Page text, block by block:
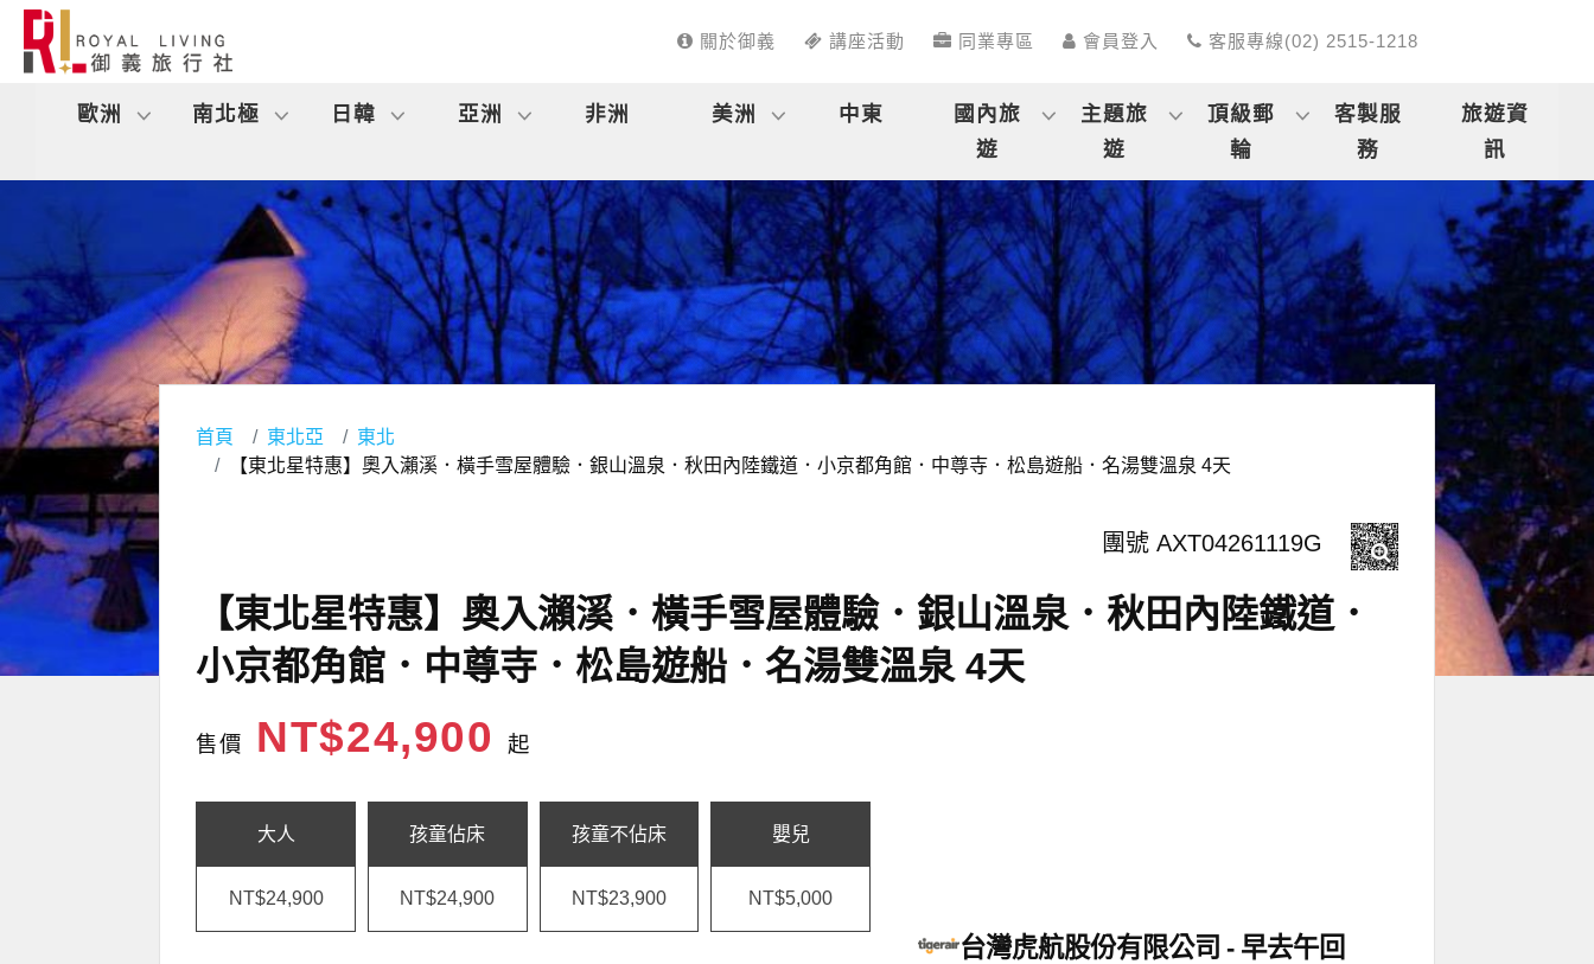
關於御義 講座活動 同業專區 會員登入 客服專線(02) 2515-1218
歐洲 南北極 日韓 亞洲 非洲 美洲 中東
國內旅
遊
主題旅
遊
頂級郵
輪
客製服
務
旅遊資
訊
首頁 東北亞
東北
【東北星特惠】奧入瀨溪．橫手雪屋體驗．銀山溫泉．秋田內陸鐵道．小京都角館．中尊寺．松島遊船．名湯雙溫泉 4天
團號 AXT04261119G
【東北星特惠】奧入瀨溪．橫手雪屋體驗．銀山溫泉．秋田內陸鐵道．
小京都角館．中尊寺．松島遊船．名湯雙溫泉 4天
售價 NT$24,900起
大人
NT$24,900
孩童佔床
NT$24,900
孩童不佔床
NT$23,900
嬰兒
NT$5,000
台灣虎航股份有限公司
早去午回